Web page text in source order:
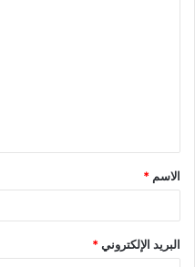
ق
*
الاسم *
البريد الإلكتروني*